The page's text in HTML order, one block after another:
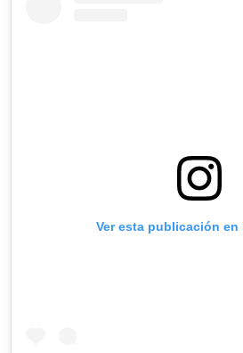
Ver esta publicación en